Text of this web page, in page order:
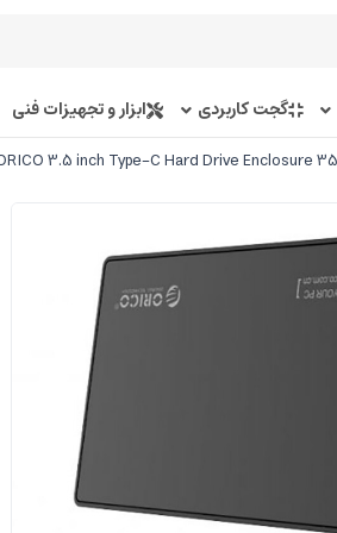
گجت کاربردی ابزار و تجهیزات فنی